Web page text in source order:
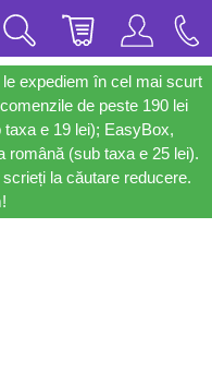
expediem în cel mai scurt
de peste 190 lei
e 19 lei); EasyBox,
română (sub taxa e 25 lei).
la căutare reducere.